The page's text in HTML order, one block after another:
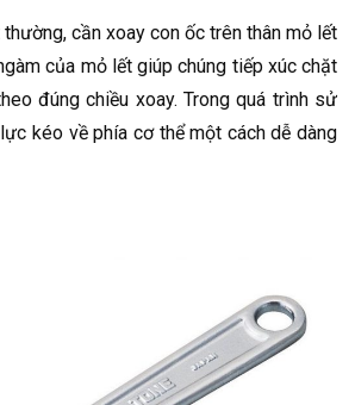
cần xoay con ốc trên thân mỏ lết
của mỏ lết giúp chúng tiếp xúc chặt
đúng chiều xoay. Trong quá trình sử
kéo về phía cơ thể một cách dễ dàng